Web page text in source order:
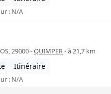
: N/A
29000 -QUIMPER- à 21,7 km
Itinéraire
: N/A